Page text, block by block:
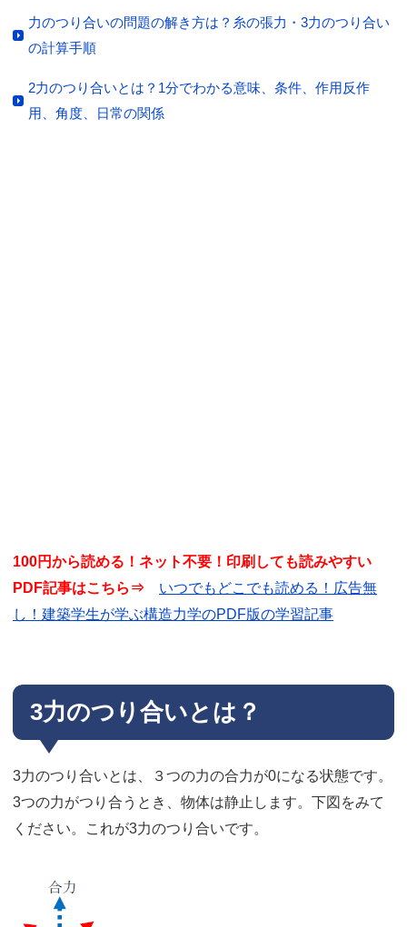
力のつり合いの問題の解き方は？糸の張力・3力のつり合い
の計算手順
2力のつり合いとは？1分でわかる意味、条件、作用反作
用、角度、日常の関係
100円から読める！ネット不要！印刷しても読みやすい
PDF記事はこちら⇒ いつでもどこでも読める！広告無
し！建築学生が学ぶ構造力学のPDF版の学習記事
3力のつり合いとは？
3力のつり合いとは、３つの力の合力が0になる状態です。
3つの力がつり合うとき、物体は静止します。下図をみて
ください。これが3力のつり合いです。